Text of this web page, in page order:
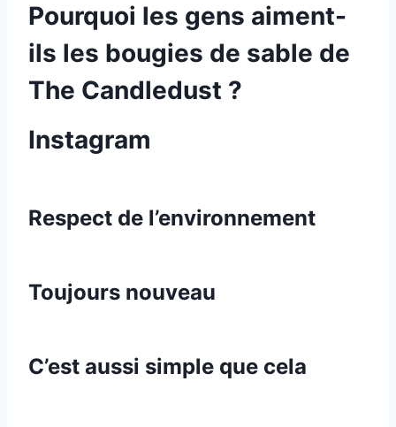
Pourquoi les gens aiment-
ils les bougies de sable de
The Candledust ?
Instagram
Respect de l’environnement
Toujours nouveau
C’est aussi simple que cela